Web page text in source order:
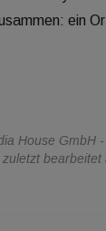
ein
House GmbH